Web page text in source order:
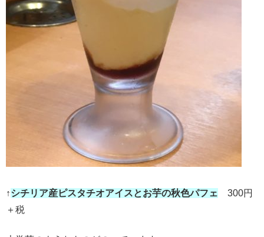
↑シチリア産ピスタチオアイスとお芋の秋色パフェ 300円
＋税